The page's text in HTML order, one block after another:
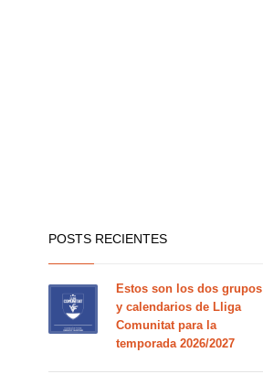
POSTS RECIENTES
Estos son los dos grupos
y calendarios de Lliga
Comunitat para la
temporada 2026/2027